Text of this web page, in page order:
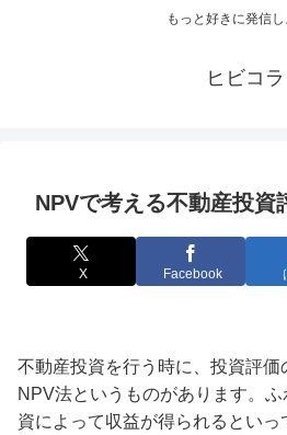
もっと好きに発信し
ヒビコラ
NPVで考える不動産投資
X Facebook
不動産投資を行う時に、投資評価
NPV法というものがあります。
資によって収益が得られるとい